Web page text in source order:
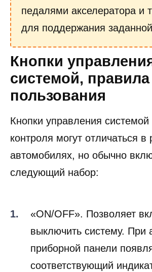
педалями акселератора и
для поддержания
Кнопки
системой, правила
пользования
Кнопки управления системой
контроля могут отличаться в
автомобилях, но обычно
следующий набор:
«ON/OFF». Позволяет
выключить систему. При
приборной панели
соответствующий